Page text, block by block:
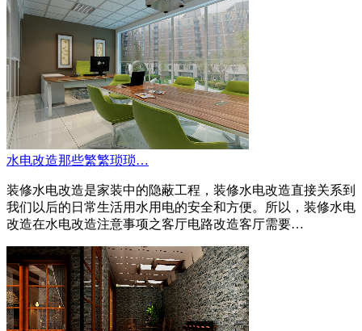
水电改造那些繁繁琐琐…
装修水电改造是家装中的隐蔽工程，装修水电改造直接关系到
我们以后的日常生活用水用电的安全和方便。所以，装修水电
改造在水电改造注意事项之客厅电路改造客厅需要…